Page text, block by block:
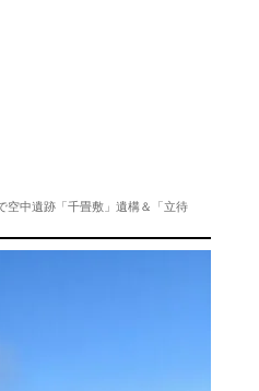
空中遺跡「千畳敷」遺構＆「立待